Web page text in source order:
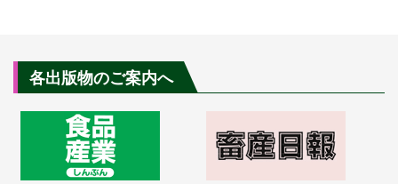
各出版物のご案内へ